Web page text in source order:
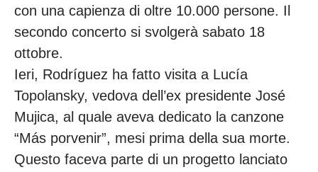
con una capienza di oltre 10.000 persone. Il
secondo concerto si svolgerà sabato 18
ottobre.
Ieri, Rodríguez ha fatto visita a Lucía
Topolansky, vedova dell’ex presidente José
Mujica, al quale aveva dedicato la canzone
“Más porvenir”, mesi prima della sua morte.
Questo faceva parte di un progetto lanciato